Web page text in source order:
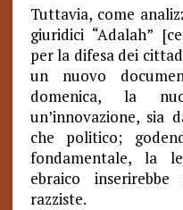
Tuttavia, come
giuridici “Adalah”
per la difesa dei
un nuovo
domenica, la
un’innovazione, sia
che politico;
fondamentale, la
ebraico
razziste.